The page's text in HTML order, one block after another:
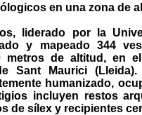
en una zona de
liderado por la
y mapeado 344
metros de altitud, en
Sant Maurici
humanizado,
incluyen restos
de sílex y recipientes